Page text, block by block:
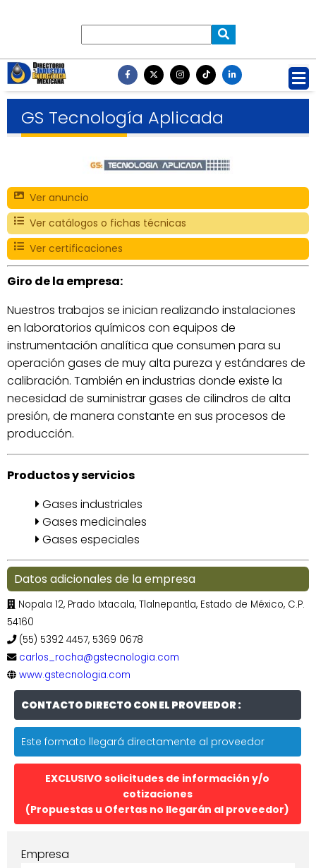
GS Tecnología Aplicada
Ver anuncio
Ver catálogos o fichas técnicas
Ver certificaciones
Giro de la empresa:
Nuestros trabajos se inician realizando instalaciones
en laboratorios químicos con equipos de
instrumentación analítica que consumen para su
operación gases de muy alta pureza y estándares de
calibración. También en industrias donde existe la
necesidad de suministrar gases de cilindros de alta
presión, de manera constante en sus procesos de
producción.
Productos y servicios
Gases industriales
Gases medicinales
Gases especiales
Datos adicionales de la empresa
Nopala 12, Prado Ixtacala, Tlalnepantla, Estado de México, C.P.
54160
(55) 5392 4457, 5369 0678
carlos_rocha@gstecnologia.com
www.gstecnologia.com
CONTACTO DIRECTO CON EL PROVEEDOR :
Este formato llegará directamente al proveedor
EXCLUSIVO solicitudes de información y/o
cotizaciones
(Propuestas u Ofertas no llegarán al proveedor)
Empresa